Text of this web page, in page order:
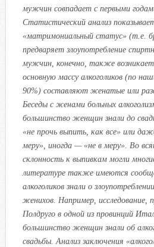
мужчин совпадает с первыми
Статистический анализ
«матримониальный статус» (т.е.
предваряет злоупотребление
мужчин, конечно, также возникает
основную массу алкоголиков (по
90%) составляют женатые или
Беседы с женами больных
большинство женщин знали до
«не прочь выпить, как все» или
меру», иногда — «не в меру». Во
склонность к выпивкам могли
литературе также имеются
алкоголиков знали о
женихов. Например, исследование,
Полдруго в одной из провинций
большинство женщин знали об
свадьбы. Анализ заключения